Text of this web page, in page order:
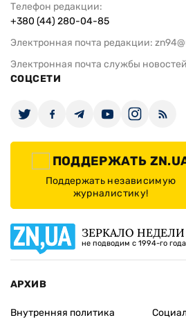
Телефон редакции:
+380 (44) 280-04-85
Электронная почта редакции:
Электронная почта службы
СОЦСЕТИ
ПОДДЕРЖАТЬ
Поддержать независимую
журналистику!
ЗЕРКАЛО НЕДЕЛИ
не подводим с 1994-го года
АРХИВ
Внутренняя политика